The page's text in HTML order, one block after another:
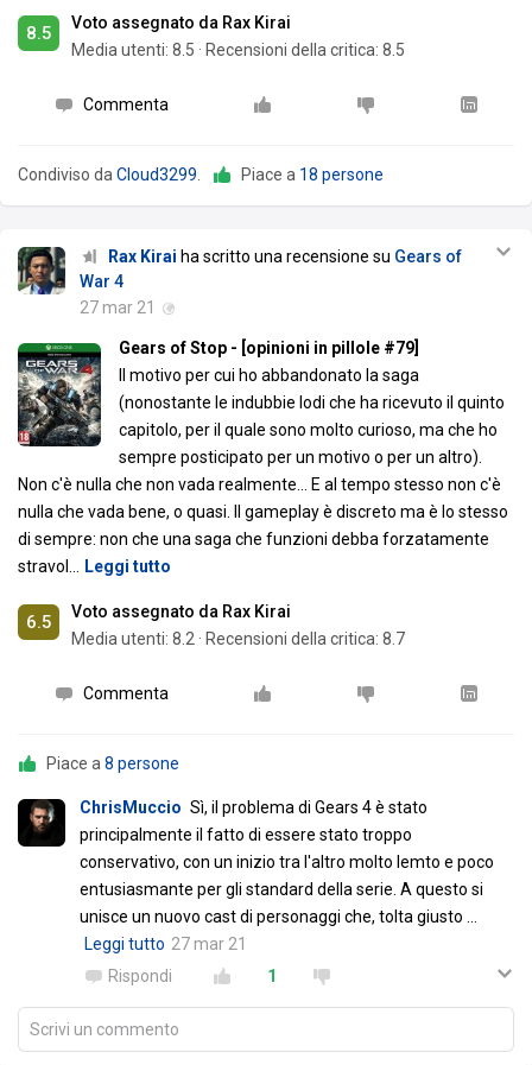
8.5
Voto assegnato da Rax Kirai
Media utenti: 8.5 · Recensioni della critica: 8.5
Commenta
Condiviso da Cloud3299 Piace a 18 persone
Rax Kirai ha scritto una recensione su Gears of
War 4
27 mar 21
Gears of Stop - [opinioni in pillole #79]
Il motivo per cui ho abbandonato la saga
(nonostante le indubbie lodi che ha ricevuto il quinto
capitolo, per il quale sono molto curioso, ma che ho
sempre posticipato per un motivo o per un altro).
Non c'è nulla che non vada realmente... E al tempo stesso non c'è
nulla che vada bene, o quasi. Il gameplay è discreto ma è lo stesso
di sempre: non che una saga che funzioni debba forzatamente
stravol
Leggi tutto
6.5
Voto assegnato da Rax Kirai
Media utenti: 8.2 · Recensioni della critica: 8.7
Commenta
Piace a 8 persone
ChrisMuccio Sì, il problema di Gears 4 è stato
principalmente il fatto di essere stato troppo
conservativo, con un inizio tra l'altro molto lemto e poco
entusiasmante per gli standard della serie. A questo si
unisce un nuovo cast di personaggi che, tolta giusto
Leggi tutto 27 mar 21
Rispondi
1
Scrivi un commento